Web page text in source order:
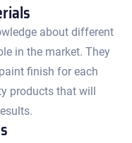
about different
in the market. They
finish for each
products that will